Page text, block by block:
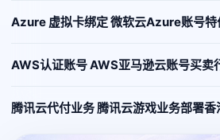
Azure 虚拟卡绑定 微软云Azure账号特
AWS认证账号 AWS亚马逊云账号买卖
腾讯云代付业务 腾讯云游戏业务部署